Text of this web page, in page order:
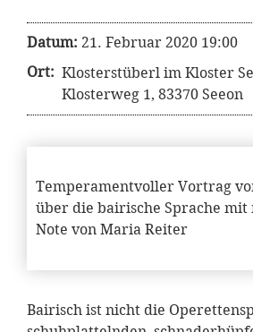
Datum: 21. Februar 2020 19:00
Ort: Klosterstüberl im Kloster
Klosterweg 1, 83370 Seeon
Temperamentvoller Vortrag
über die bairische Sprache mit
Note von Maria Reiter
Bairisch ist nicht die